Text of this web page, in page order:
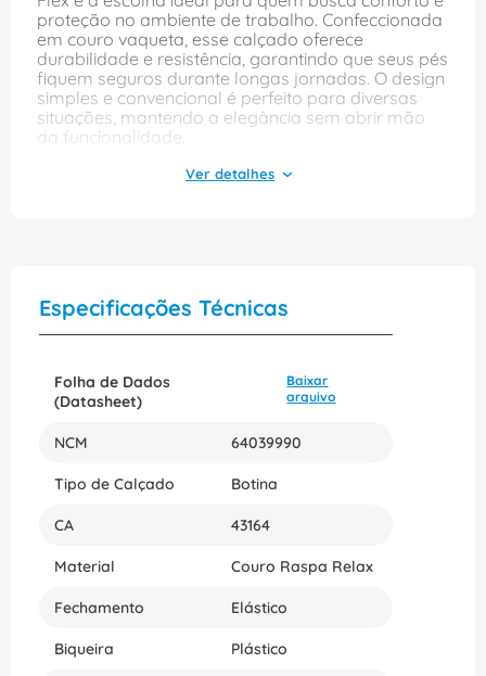
proteção no ambiente de trabalho. Confeccionada
em couro vaqueta, esse calçado oferece
durabilidade e resistência, garantindo que seus pés
fiquem seguros durante longas jornadas. O design
simples e convencional é perfeito para diversas
situações, mantendo a elegância sem abrir mão
da funcionalidade.
Com elástico lateral para facilitar o calce e solado
de um produto que une qualidade e segurança.
Especificações Técnicas
Folha de Dados
(Datasheet)
Baixar
arquivo
NCM 64039990
Tipo de Calçado Botina
CA 43164
Material Couro Raspa Relax
Fechamento Elástico
Biqueira Plástico